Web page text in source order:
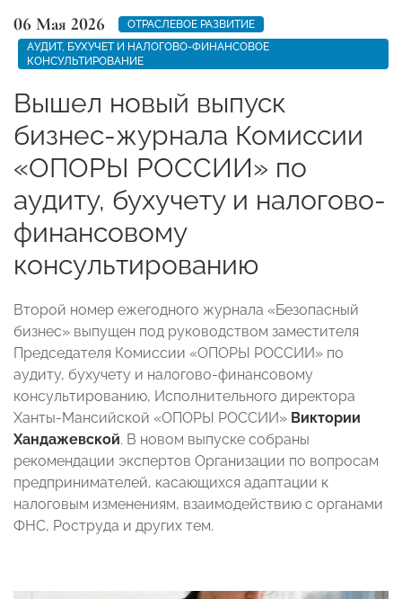
06 Мая 2026
ОТРАСЛЕВОЕ РАЗВИТИЕ
АУДИТ, БУХУЧЕТ И НАЛОГОВО-ФИНАНСОВОЕ
КОНСУЛЬТИРОВАНИЕ
Вышел новый выпуск
бизнес-журнала Комиссии
«ОПОРЫ РОССИИ» по
аудиту, бухучету и налогово-
финансовому
консультированию
Второй номер ежегодного журнала «Безопасный
бизнес» выпущен под руководством заместителя
Председателя Комиссии «ОПОРЫ РОССИИ» по
аудиту, бухучету и налогово-финансовому
консультированию, Исполнительного директора
Ханты-Мансийской «ОПОРЫ РОССИИ» Виктории
Хандажевской. В новом выпуске собраны
рекомендации экспертов Организации по вопросам
предпринимателей, касающихся адаптации к
налоговым изменениям, взаимодействию с органами
ФНС, Роструда и других тем.